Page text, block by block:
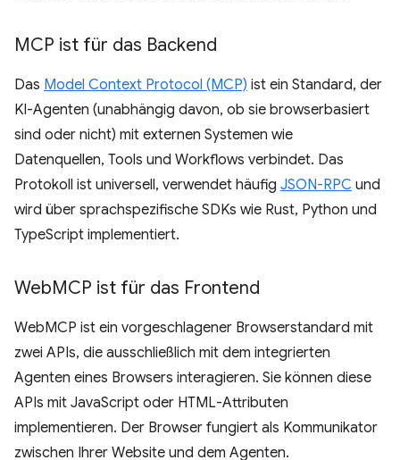
MCP ist für das Backend
Das Model Context Protocol (MCP) ist ein Standard, der
KI-Agenten (unabhängig davon, ob sie browserbasiert
sind oder nicht) mit externen Systemen wie
Datenquellen, Tools und Workflows verbindet. Das
Protokoll ist universell, verwendet häufig JSON-RPC und
wird über sprachspezifische SDKs wie Rust, Python und
TypeScript implementiert.
WebMCP ist für das Frontend
WebMCP ist ein vorgeschlagener Browserstandard mit
zwei APIs, die ausschließlich mit dem integrierten
Agenten eines Browsers interagieren. Sie können diese
APIs mit JavaScript oder HTML-Attributen
implementieren. Der Browser fungiert als Kommunikator
zwischen Ihrer Website und dem Agenten.